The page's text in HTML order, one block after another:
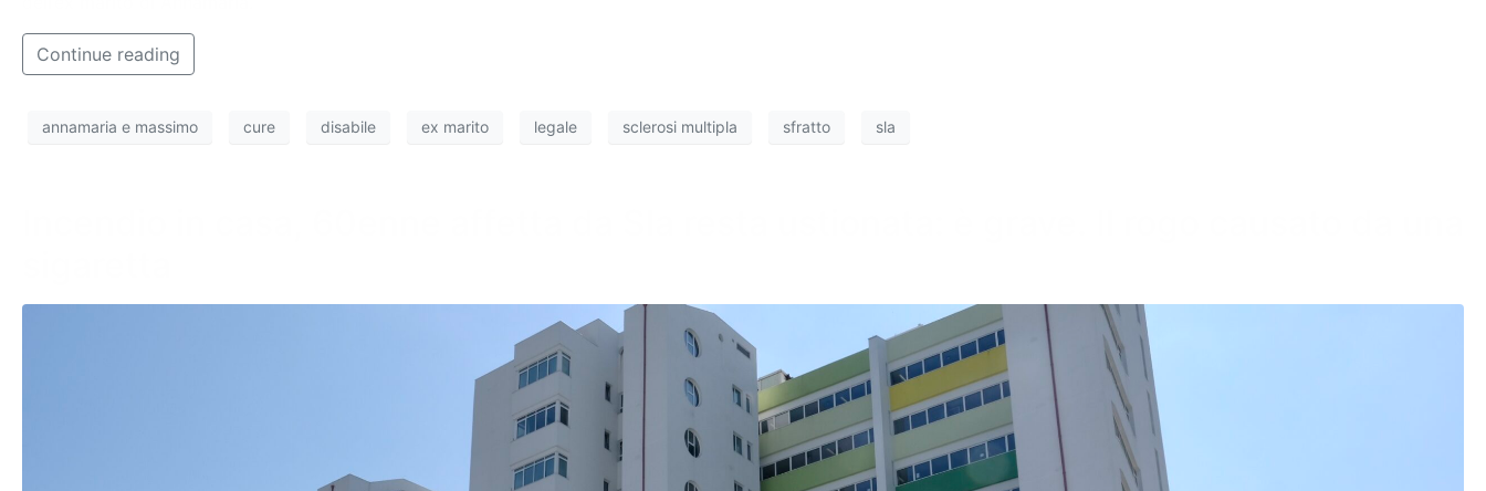
Continue reading
annamaria e massimo cure disabile ex marito legale sclerosi multipla sfratto sla